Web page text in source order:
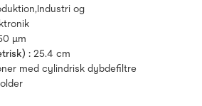
og
μm
: 25.4 cm
med cylindrisk dybdefiltre